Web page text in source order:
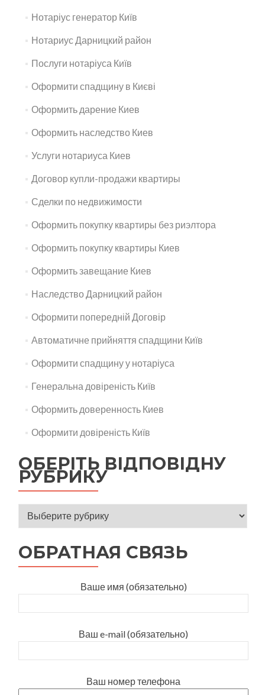
Нотаріус генератор Київ
Нотариус Дарницкий район
Послуги нотаріуса Київ
Оформити спадщину в Києві
Оформить дарение Киев
Оформить наследство Киев
Услуги нотариуса Киев
Договор купли-продажи квартиры
Сделки по недвижимости
Оформить покупку квартиры без риэлтора
Оформить покупку квартиры Киев
Оформить завещание Киев
Наследство Дарницкий район
Оформити попередній Договір
Автоматичне прийняття спадщини Київ
Оформити спадщину у нотаріуса
Генеральна довіреність Київ
Оформить доверенность Киев
Оформити довіреність Київ
ОБЕРІТЬ ВІДПОВІДНУ
РУБРИКУ
Оберіть відповідну рубрику
ОБРАТНАЯ СВЯЗЬ
Ваше имя (обязательно)
Ваш e-mail (обязательно)
Ваш номер телефона